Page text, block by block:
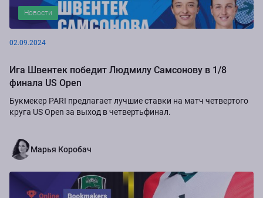
Новости
02.09.2024
Ига Швентек победит Людмилу Самсонову в 1/8
финала US Open
Букмекер PARI предлагает лучшие ставки на матч четвертого
круга US Open за выход в четвертьфинал.
Марья Коробач